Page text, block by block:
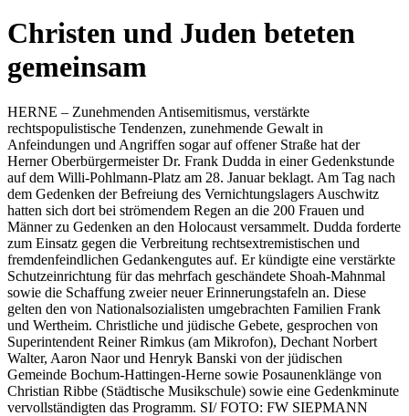
Christen und Juden beteten
gemeinsam
HERNE – Zunehmenden Antisemitismus, verstärkte
rechtspopulistische Tendenzen, zunehmende Gewalt in
Anfeindungen und Angriffen sogar auf offener Straße hat der
Herner Oberbürgermeister Dr. Frank Dudda in einer Gedenkstunde
auf dem Willi-Pohlmann-Platz am 28. Januar beklagt. Am Tag nach
dem Gedenken der Befreiung des Vernichtungslagers Auschwitz
hatten sich dort bei strömendem Regen an die 200 Frauen und
Männer zu Gedenken an den Holocaust versammelt. Dudda forderte
zum Einsatz gegen die Verbreitung rechtsextremistischen und
fremdenfeindlichen Gedankengutes auf. Er kündigte eine verstärkte
Schutzeinrichtung für das mehrfach geschändete Shoah-Mahnmal
sowie die Schaffung zweier neuer Erinnerungstafeln an. Diese
gelten den von Nationalsozialisten umgebrachten Familien Frank
und Wertheim. Christliche und jüdische Gebete, gesprochen von
Superintendent Reiner Rimkus (am Mikrofon), Dechant Norbert
Walter, Aaron Naor und Henryk Banski von der jüdischen
Gemeinde Bochum-Hattingen-Herne sowie Posaunenklänge von
Christian Ribbe (Städtische Musikschule) sowie eine Gedenkminute
vervollständigten das Programm. SI/ FOTO: FW SIEPMANN